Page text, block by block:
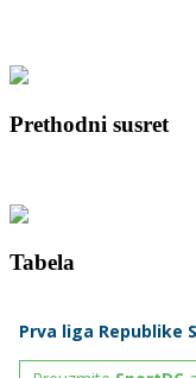
Prethodni susret
Tabela